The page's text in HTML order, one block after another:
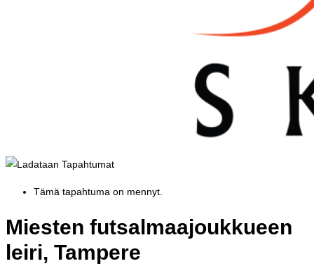
Tämä tapahtuma on mennyt.
Miesten futsalmaajoukkueen
leiri, Tampere